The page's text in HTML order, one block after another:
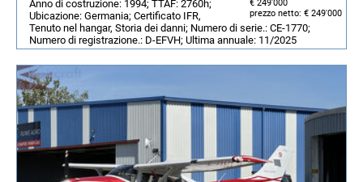
€ 249'000
prezzo netto: € 249'000
Anno di costruzione: 1994; TTAF: 2760h;
Ubicazione: Germania; Certificato IFR,
Tenuto nel hangar, Storia dei danni; Numero di serie.: CE-1770;
Numero di registrazione.: D-EFVH; Ultima annuale: 11/2025